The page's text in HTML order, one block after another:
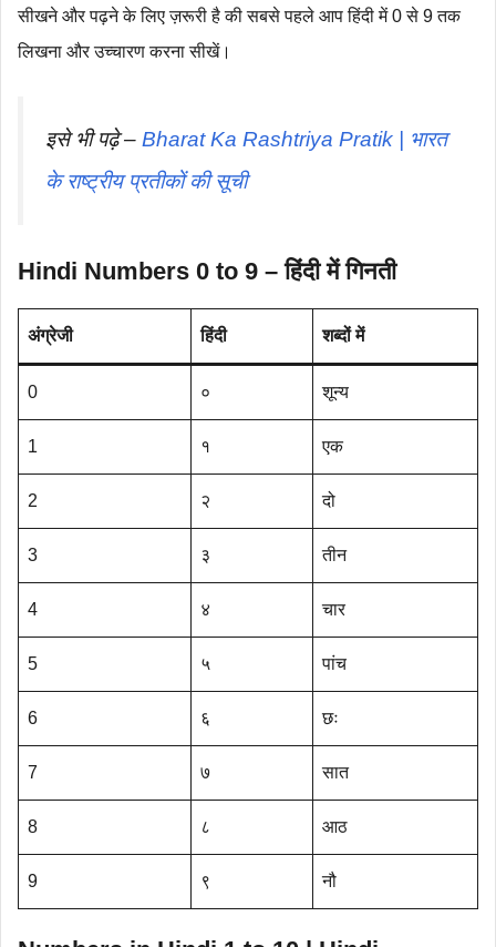
सीखने और पढ़ने के लिए ज़रूरी है की सबसे पहले आप हिंदी में 0 से 9 तक
लिखना और उच्चारण करना सीखें।
इसे भी पढ़े – Bharat Ka Rashtriya Pratik | भारत
के राष्ट्रीय प्रतीकों की सूची
Hindi Numbers 0 to 9 – हिंदी में गिनती
अंग्रेजी हिंदी शब्दों में
0 ० शून्य
1 १ एक
2 २ दो
3 ३ तीन
4 ४ चार
5 ५ पांच
6 ६ छः
7 ७ सात
8 ८ आठ
9 ९ नौ